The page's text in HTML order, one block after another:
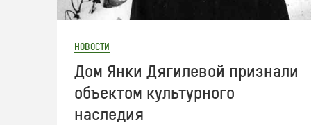
НОВОСТИ
Дом Янки Дягилевой признали
объектом культурного
наследия